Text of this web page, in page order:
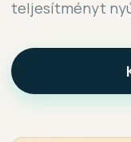
teljesítményt